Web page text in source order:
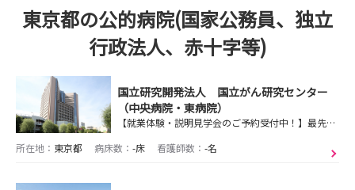
東京都の公的病院(国家公務員、独立
行政法人、赤十字等)
国立研究開発法人 国立がん研究センター
（中央病院・東病院）
【就業体験・説明見学会のご予約受付中！】最先端のがん治療を学べる！『看護師としての成長』はもちろん、『がん看護の実践者としての成長』を目指せます！
所在地： 東京都 病床数： -床 看護師数： -名